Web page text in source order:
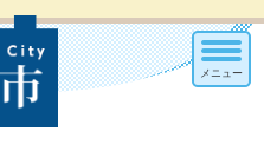
メニュー